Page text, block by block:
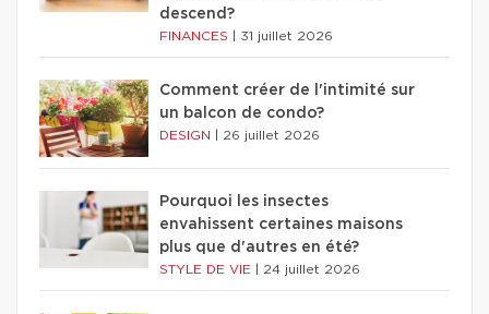
descend?
FINANCES 31 juillet 2026
Comment créer de l'intimité sur
un balcon de condo?
DESIGN 26 juillet 2026
Pourquoi les insectes
envahissent certaines maisons
plus que d'autres en été?
STYLE DE VIE 24 juillet 2026